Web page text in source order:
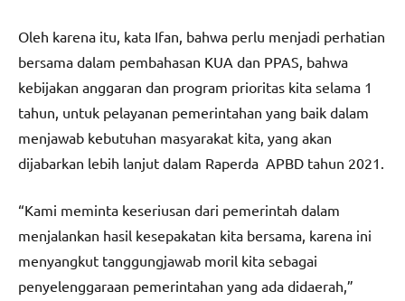
Oleh karena itu, kata Ifan, bahwa perlu menjadi perhatian
bersama dalam pembahasan KUA dan PPAS, bahwa
kebijakan anggaran dan program prioritas kita selama 1
tahun, untuk pelayanan pemerintahan yang baik dalam
menjawab kebutuhan masyarakat kita, yang akan
dijabarkan lebih lanjut dalam Raperda APBD tahun 2021.
“Kami meminta keseriusan dari pemerintah dalam
menjalankan hasil kesepakatan kita bersama, karena ini
menyangkut tanggungjawab moril kita sebagai
penyelenggaraan pemerintahan yang ada didaerah,”